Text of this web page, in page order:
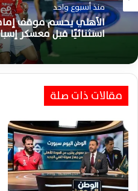
منذ أسبوع واحد
الأهلي يحسم موقف
استثنائيًا قبل معسكر
مقالات ذات صلة